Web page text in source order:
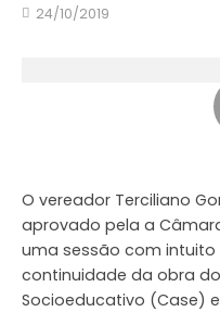
24/10/2019
O vereador Terciliano
aprovado pela a
uma sessão com
continuidade da obra
Socioeducativo (Case)